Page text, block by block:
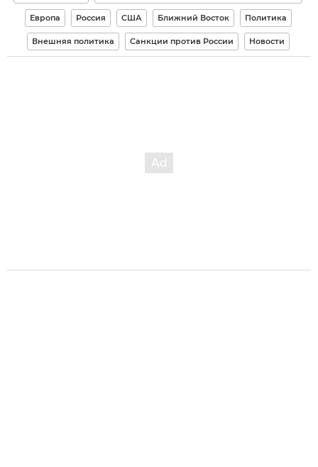
Европа Россия США Ближний Восток Политика
Внешняя политика Санкции против России Новости